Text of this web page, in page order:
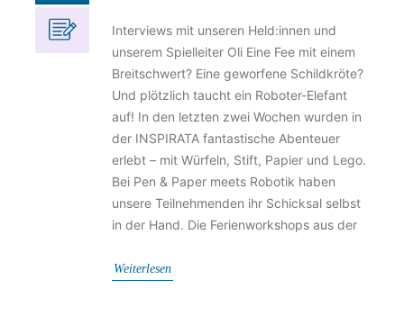
Interviews mit unseren Held:innen und
unserem Spielleiter Oli Eine Fee mit einem
Breitschwert? Eine geworfene Schildkröte?
Und plötzlich taucht ein Roboter-Elefant
auf! In den letzten zwei Wochen wurden in
der INSPIRATA fantastische Abenteuer
erlebt – mit Würfeln, Stift, Papier und Lego.
Bei Pen & Paper meets Robotik haben
unsere Teilnehmenden ihr Schicksal selbst
in der Hand. Die Ferienworkshops aus der
Weiterlesen